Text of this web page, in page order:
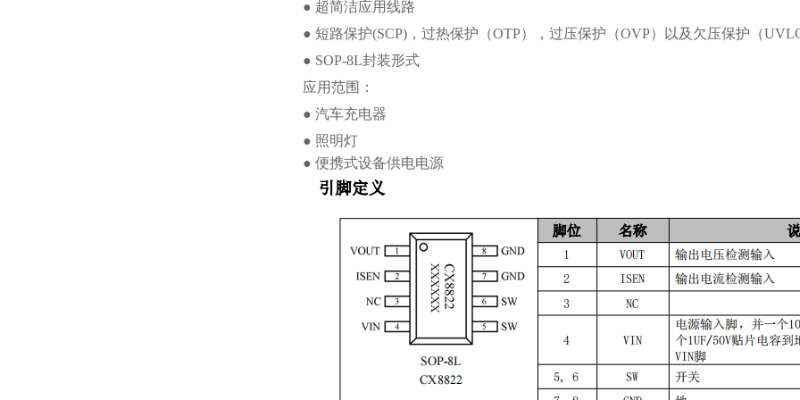
● 超简洁应用线路
● 短路保护(SCP)，过热保护（OTP），过压保护（OVP）以及欠压保护（
● SOP-8L封装形式
应用范围：
● 汽车充电器
● 照明灯
● 便携式设备供电电源